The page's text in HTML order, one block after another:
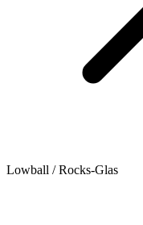
Lowball / Rocks-Glas